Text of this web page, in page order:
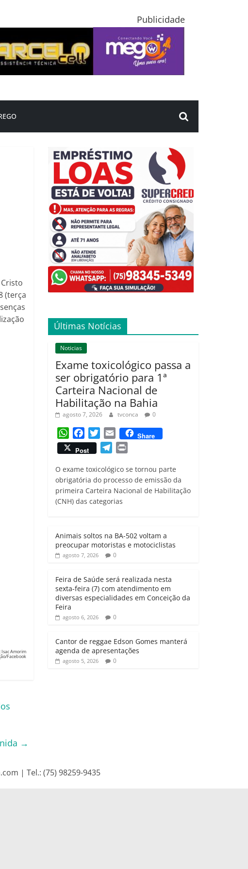
Publicidade
(terça
Isac Amorim
Facebook
→
Últimas Notícias
Noticias
Exame toxicológico passa a
ser obrigatório para 1ª
Carteira Nacional de
Habilitação na Bahia
agosto 7, 2026 tvconca 0
W
h
a
t
s
A
p
a
c
e
b
o
o
w
i
t
t
e
r
m
a
i
l
Share
Post
l
e
g
r
i
n
t
O exame toxicológico se tornou parte
obrigatória do processo de emissão da
primeira Carteira Nacional de Habilitação
(CNH) das categorias
Animais soltos na BA-502 voltam a
preocupar motoristas e motociclistas
agosto 7, 2026 0
Feira de Saúde será realizada nesta
sexta-feira (7) com atendimento em
diversas especialidades em Conceição da
Feira
agosto 6, 2026 0
Cantor de reggae Edson Gomes manterá
agenda de apresentações
agosto 5, 2026 0
| Tel.: (75) 98259-9435